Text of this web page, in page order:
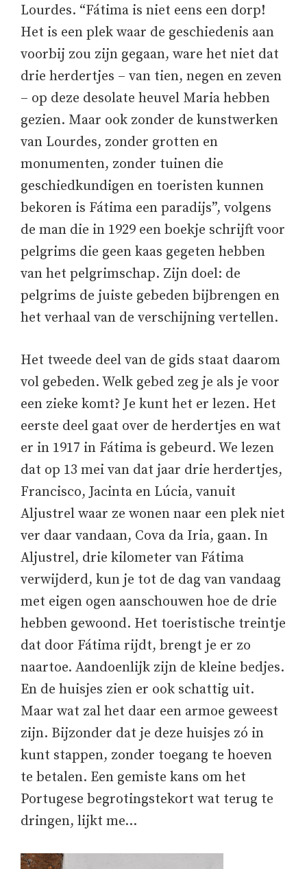
Lourdes. “Fátima is niet eens een dorp!
Het is een plek waar de geschiedenis aan
voorbij zou zijn gegaan, ware het niet dat
drie herdertjes – van tien, negen en zeven
– op deze desolate heuvel Maria hebben
gezien. Maar ook zonder de kunstwerken
van Lourdes, zonder grotten en
monumenten, zonder tuinen die
geschiedkundigen en toeristen kunnen
bekoren is Fátima een paradijs”, volgens
de man die in 1929 een boekje schrijft voor
pelgrims die geen kaas gegeten hebben
van het pelgrimschap. Zijn doel: de
pelgrims de juiste gebeden bijbrengen en
het verhaal van de verschijning vertellen.
Het tweede deel van de gids staat daarom
vol gebeden. Welk gebed zeg je als je voor
een zieke komt? Je kunt het er lezen. Het
eerste deel gaat over de herdertjes en wat
er in 1917 in Fátima is gebeurd. We lezen
dat op 13 mei van dat jaar drie herdertjes,
Francisco, Jacinta en Lúcia, vanuit
Aljustrel waar ze wonen naar een plek niet
ver daar vandaan, Cova da Iria, gaan. In
Aljustrel, drie kilometer van Fátima
verwijderd, kun je tot de dag van vandaag
met eigen ogen aanschouwen hoe de drie
hebben gewoond. Het toeristische treintje
dat door Fátima rijdt, brengt je er zo
naartoe. Aandoenlijk zijn de kleine bedjes.
En de huisjes zien er ook schattig uit.
Maar wat zal het daar een armoe geweest
zijn. Bijzonder dat je deze huisjes zó in
kunt stappen, zonder toegang te hoeven
te betalen. Een gemiste kans om het
Portugese begrotingstekort wat terug te
dringen, lijkt me…